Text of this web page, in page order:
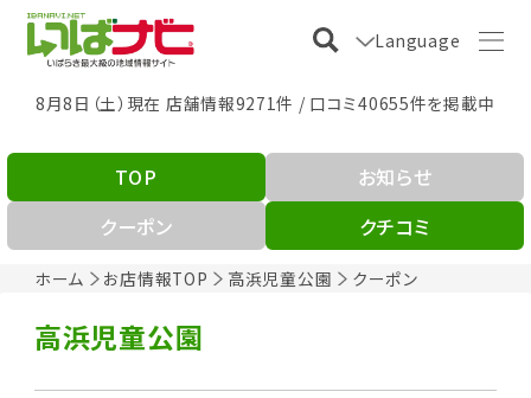
Language
8月8日（土）現在 店舗情報9271件 / 口コミ40655件を掲載中
ホーム お店情報TOP 高浜児童公園 クーポン
TOP
お知らせ
クーポン
クチコミ
高浜児童公園